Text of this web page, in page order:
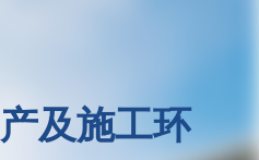
及施工环